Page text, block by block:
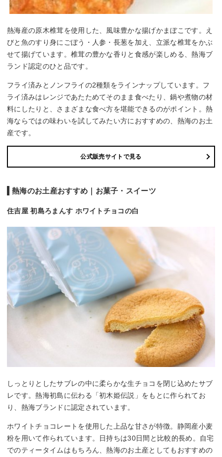
熱海産の原木椎茸を使用した、風味豊かな揚げかまぼこです。え
びと魚のすり身にごぼう・人参・長葱を加え、立派な椎茸をかぶ
せて揚げています。椎茸の豊かな香りと食感が楽しめる、熱海ブ
ランド認定のひと品です。
フライ済みとノンフライの2種類をラインナップしています。フ
ライ済みはレンジであたためてそのまま食べたり、鍋や煮物の材
料にしたりと、さまざまな食べ方を堪能できるのがポイント。熱
海ならではの味わいを試してみたい方におすすめの、熱海のお土
産です。
公式販売サイトで見る
熱海のお土産おすすめ｜お菓子・スイーツ
住吉屋 初島ろまんす ホワイトチョコの白
しっとりとしたサブレの中に柔らかな生チョコを閉じ込めたサブ
レです。熱海初島に伝わる「初木姫伝説」をもとに作られてお
り、熱海ブランドに認定されています。
ホワイトチョコレートを使用した上品な甘さが特徴。静岡産小麦
粉を用いて作られています。日持ちは30日間と比較的長め。自宅
でのティータイムはもちろん、熱海のお土産としてもおすすめの